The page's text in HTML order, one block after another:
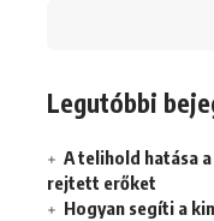
Legutóbbi
A telihold hatása
rejtett erőket
Hogyan segíti a